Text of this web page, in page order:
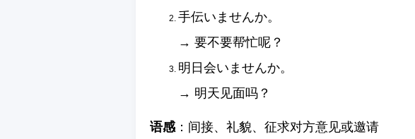
手伝いませんか。
→ 要不要帮忙呢？
明日会いませんか。
→ 明天见面吗？
语感：间接、礼貌、征求对方意见或邀请